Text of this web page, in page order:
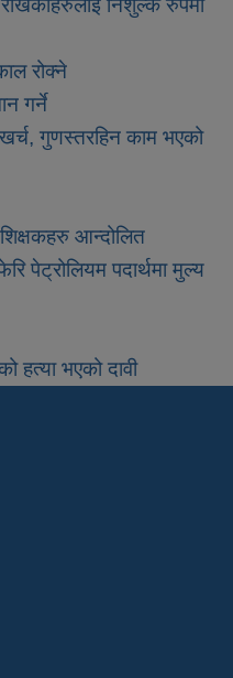
राखेकाहरुलाई निशुल्क रुपमा
रोक्ने
गर्ने
गुणस्तरहिन काम भएको
आन्दोलित
पेट्रोलियम पदार्थमा मुल्य
हत्या भएको दावी